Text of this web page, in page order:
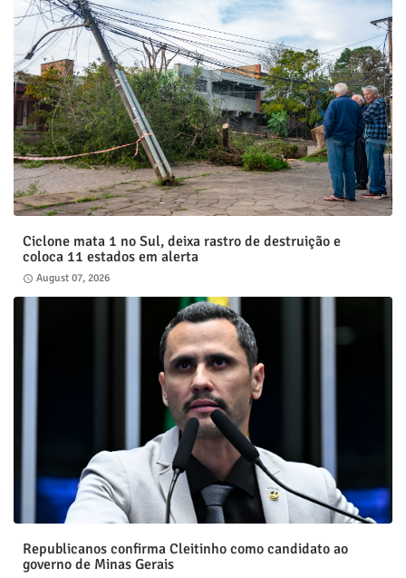
Ciclone mata 1 no Sul, deixa rastro de destruição e
coloca 11 estados em alerta
August 07, 2026
Republicanos confirma Cleitinho como candidato ao
governo de Minas Gerais